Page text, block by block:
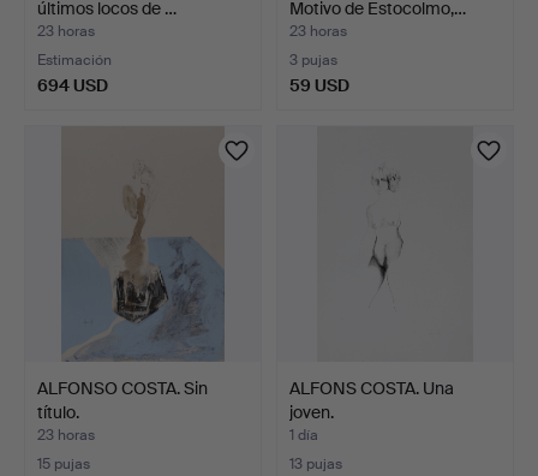
últimos locos de …
23 horas
Estimación
694 USD
Motivo de Estocolmo,…
23 horas
3 pujas
59 USD
ALFONSO COSTA. Sin
título.
23 horas
15 pujas
ALFONS COSTA. Una
joven.
1 día
13 pujas